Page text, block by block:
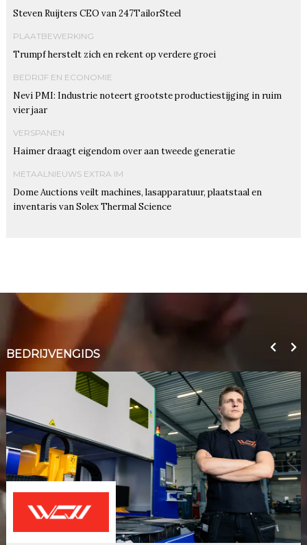
Steven Ruijters CEO van 247TailorSteel
PLAATBEWERKING
Trumpf herstelt zich en rekent op verdere groei
BEDRIJF EN ECONOMIE
Nevi PMI: Industrie noteert grootste productiestijging in ruim
vier jaar
VERSPANEN
Haimer draagt eigendom over aan tweede generatie
METAALNIEUWS EXTRA IM
Dome Auctions veilt machines, lasapparatuur, plaatstaal en
inventaris van Solex Thermal Science
BEDRIJVENGIDS